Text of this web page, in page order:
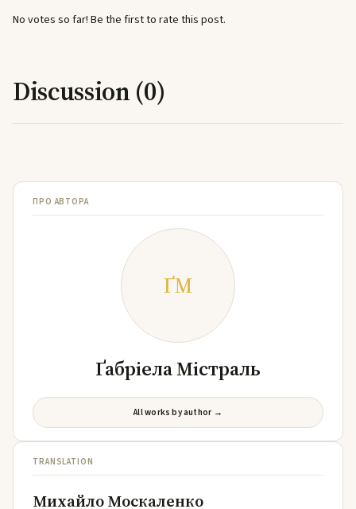
No votes so far! Be the first to rate this post.
Discussion (0)
ПРО АВТОРА
ҐМ
Ґабріела Містраль
All works by author →
TRANSLATION
Михайло Москаленко